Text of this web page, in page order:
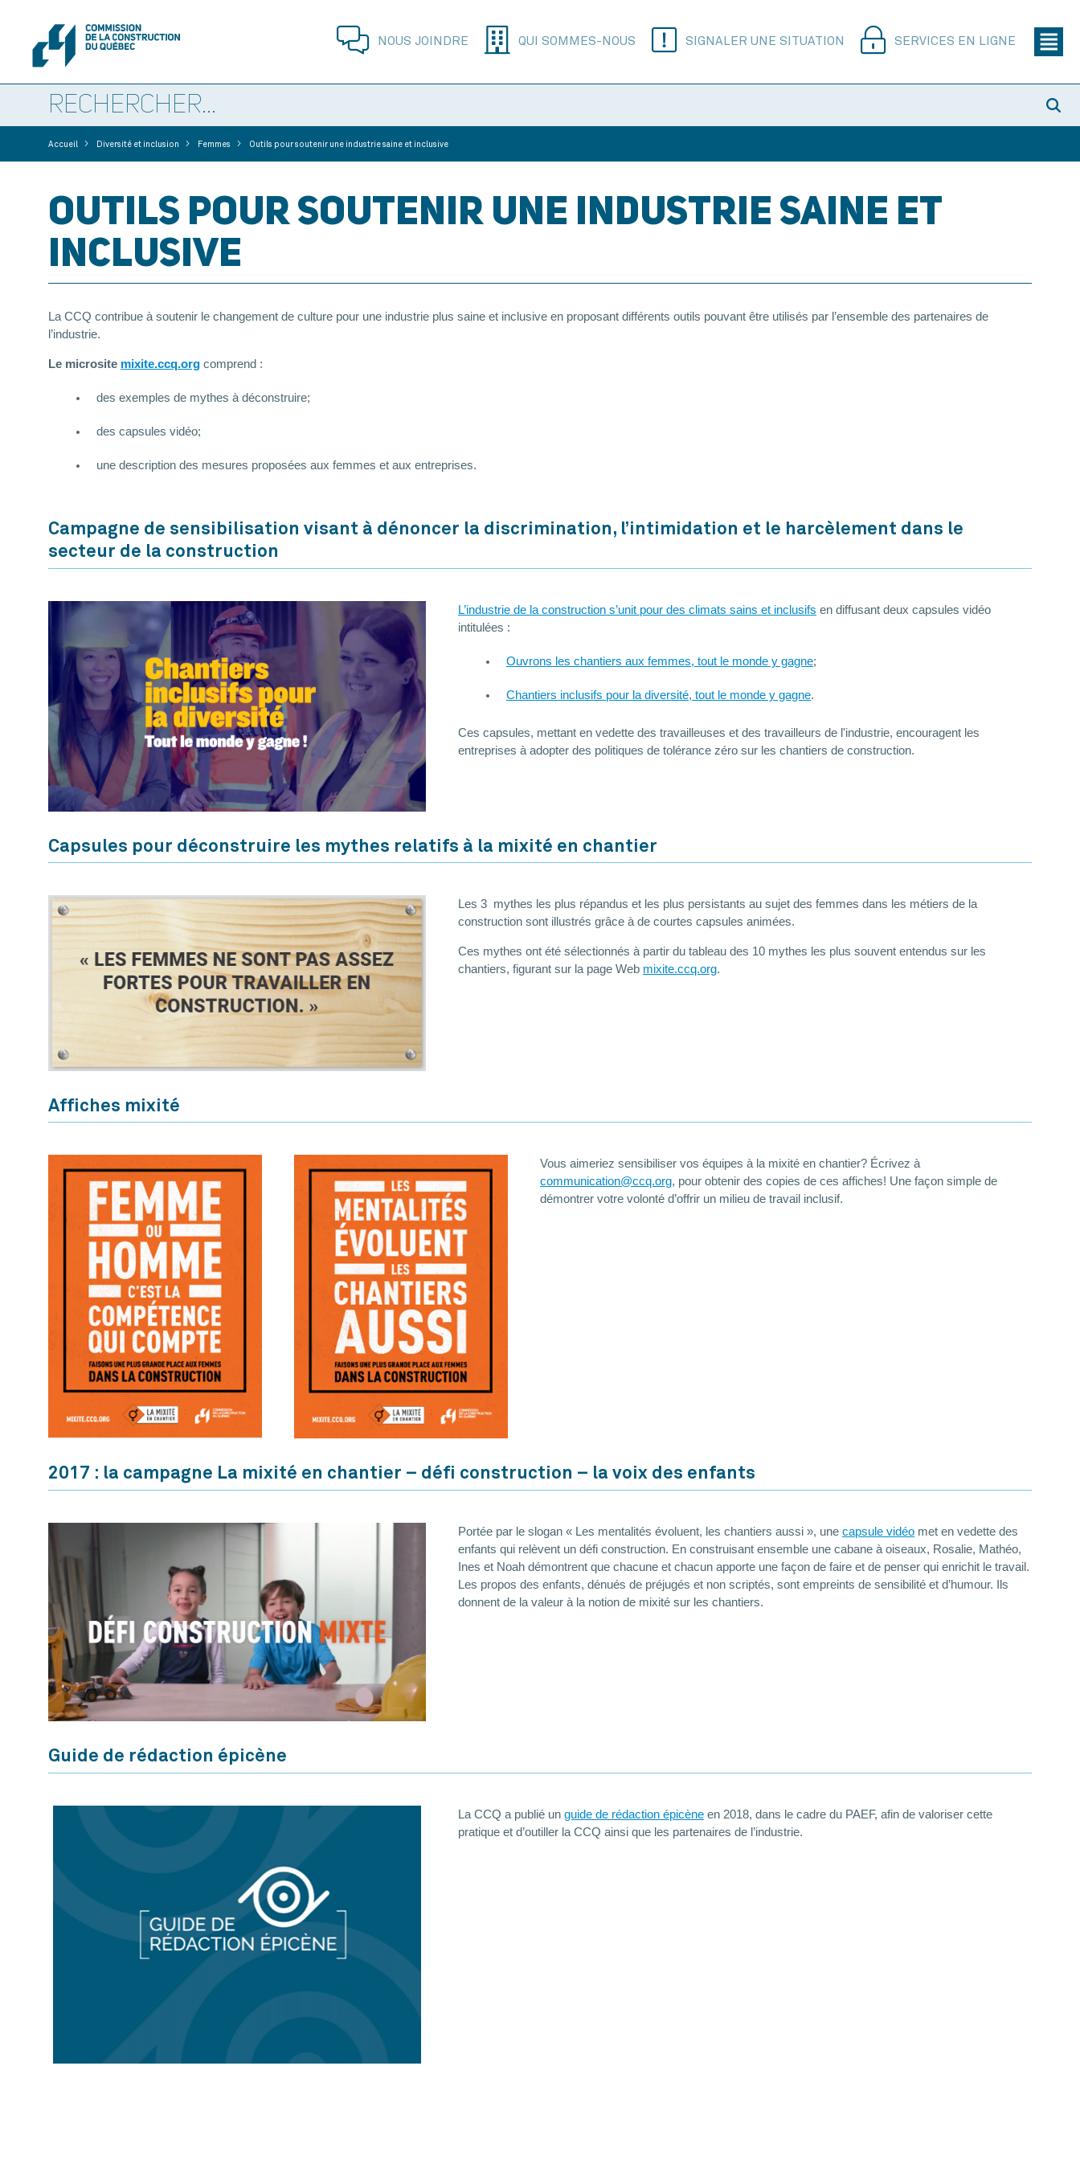
NOUS JOINDRE QUI SOMMES-NOUS SIGNALER UNE SITUATION SERVICES EN LIGNE
Accueil > Diversité et inclusion > Femmes > Outils pour soutenir une industrie saine et inclusive
OUTILS POUR SOUTENIR UNE INDUSTRIE SAINE ET
INCLUSIVE
La CCQ contribue à soutenir le changement de culture pour une industrie plus saine et inclusive en proposant différents outils pouvant être utilisés par l’ensemble des partenaires de
l’industrie.
Le microsite mixite.ccq.org comprend :
des exemples de mythes à déconstruire;
des capsules vidéo;
une description des mesures proposées aux femmes et aux entreprises.
Campagne de sensibilisation visant à dénoncer la discrimination, l’intimidation et le harcèlement dans le
secteur de la construction
L’industrie de la construction s’unit pour des climats sains et inclusifs en diffusant deux capsules vidéo
intitulées :
Ouvrons les chantiers aux femmes, tout le monde y gagne;
Chantiers inclusifs pour la diversité, tout le monde y gagne.
Ces capsules, mettant en vedette des travailleuses et des travailleurs de l'industrie, encouragent les
entreprises à adopter des politiques de tolérance zéro sur les chantiers de construction.
Capsules pour déconstruire les mythes relatifs à la mixité en chantier
Les 3 mythes les plus répandus et les plus persistants au sujet des femmes dans les métiers de la
construction sont illustrés grâce à de courtes capsules animées.
Ces mythes ont été sélectionnés à partir du tableau des 10 mythes les plus souvent entendus sur les
chantiers, figurant sur la page Web mixite.ccq.org.
Affiches mixité
Vous aimeriez sensibiliser vos équipes à la mixité en chantier? Écrivez à
communication@ccq.org, pour obtenir des copies de ces affiches! Une façon simple de
démontrer votre volonté d’offrir un milieu de travail inclusif.
2017 : la campagne La mixité en chantier – défi construction – la voix des enfants
Portée par le slogan « Les mentalités évoluent, les chantiers aussi », une capsule vidéo met en vedette des
enfants qui relèvent un défi construction. En construisant ensemble une cabane à oiseaux, Rosalie, Mathéo,
Ines et Noah démontrent que chacune et chacun apporte une façon de faire et de penser qui enrichit le travail.
Les propos des enfants, dénués de préjugés et non scriptés, sont empreints de sensibilité et d’humour. Ils
donnent de la valeur à la notion de mixité sur les chantiers.
Guide de rédaction épicène
La CCQ a publié un guide de rédaction épicène en 2018, dans le cadre du PAEF, afin de valoriser cette
pratique et d’outiller la CCQ ainsi que les partenaires de l’industrie.